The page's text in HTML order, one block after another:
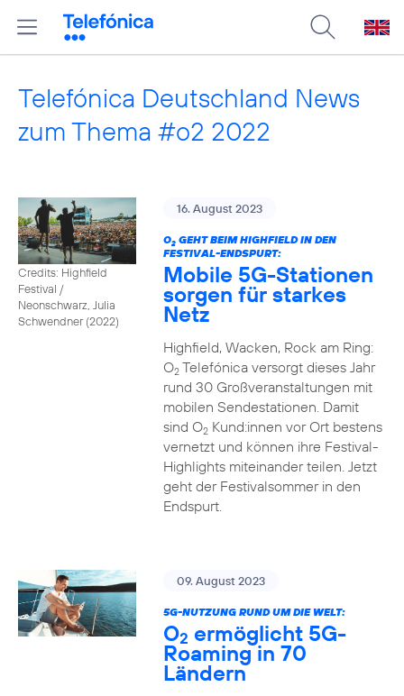
Telefónica Deutschland News
zum Thema #o2 2022
Credits: Highfield
Festival /
Neonschwarz, Julia
Schwendner (2022)
16. August 2023
O2GEHT BEIM HIGHFIELD IN DEN
FESTIVAL-ENDSPURT:
Mobile 5G-Stationen
sorgen für starkes
Netz
Highfield, Wacken, Rock am Ring:
O2Telefónica versorgt dieses Jahr
rund 30 Großveranstaltungen mit
mobilen Sendestationen. Damit
sind O2Kund:innen vor Ort bestens
vernetzt und können ihre Festival-
Highlights miteinander teilen. Jetzt
geht der Festivalsommer in den
Endspurt.
09. August 2023
5G-NUTZUNG RUND UM DIE WELT:
O2 ermöglicht 5G-
Roaming in 70
Ländern